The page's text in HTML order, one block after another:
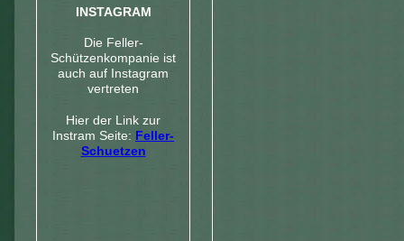
INSTAGRAM
Die Feller-
Schützenkompanie ist
auch auf Instagram
vertreten
Hier der Link zur
Instram Seite: Feller-
Schuetzen